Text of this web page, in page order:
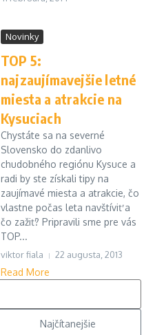
Novinky
TOP 5:
najzaujímavejšie letné
miesta a atrakcie na
Kysuciach
Chystáte sa na severné
Slovensko do zdanlivo
chudobného regiónu Kysuce a
radi by ste získali tipy na
zaujímavé miesta a atrakcie, čo
vlastne počas leta navštíviť a
čo zažiť? Pripravili sme pre vás
TOP...
viktor fiala 22 augusta, 2013
Read More
Najčítanejšie